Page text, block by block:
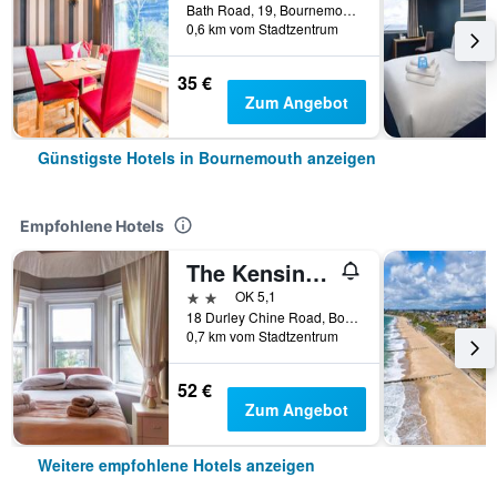
Bath Road, 19, Bournemouth, Großbritannien
0,6 km vom Stadtzentrum
35 €
Zum Angebot
Günstigste Hotels in Bournemouth anzeigen
Empfohlene Hotels
The Kensington Hotel
2 SterneOK 5,1
18 Durley Chine Road, Bournemouth, Großbritannien
0,7 km vom Stadtzentrum
52 €
Zum Angebot
Weitere empfohlene Hotels anzeigen